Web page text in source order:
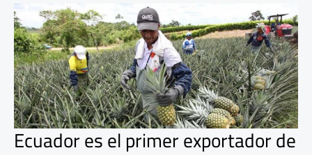
Ecuador es el primer exportador de
Ecuador
es
el
primer
exportador
de
piña
de
Sudamérica